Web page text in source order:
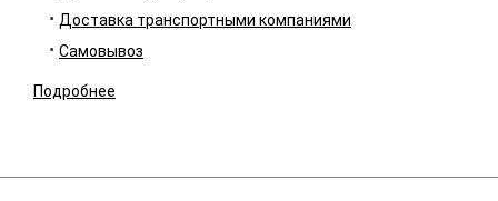
Доставка транспортными компаниями
Самовывоз
Подробнее